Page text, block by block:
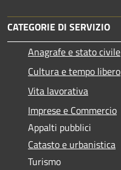
CATEGORIE DI SERVIZIO
Anagrafe e stato civile
Cultura e tempo libero
Vita lavorativa
Imprese e Commercio
Appalti pubblici
Catasto e urbanistica
Turismo